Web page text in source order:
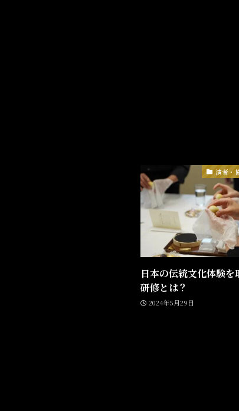
演者・
日本の伝統文化体験
研修とは？
2024年5月29日